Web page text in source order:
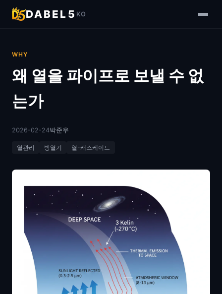
DABEL5 KO
WHY
왜 열을 파이프로 보낼 수 없
는가
2026-02-24박준우
열관리 방열기 열-캐스케이드